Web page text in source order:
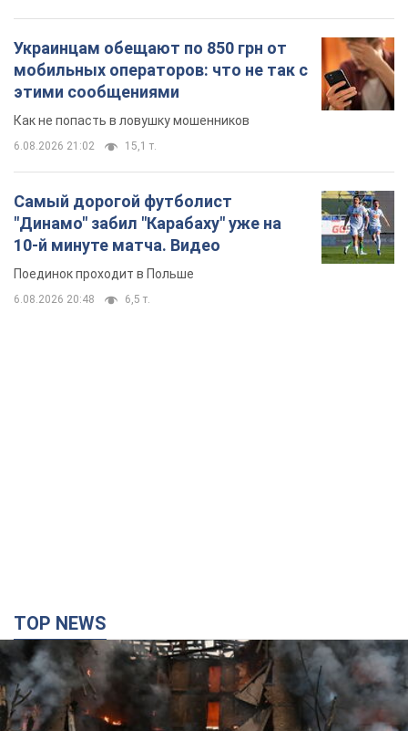
Украинцам обещают по 850 грн от
мобильных операторов: что не так с
этими сообщениями
Как не попасть в ловушку мошенников
6.08.2026 21:02 15,1 т.
Самый дорогой футболист
"Динамо" забил "Карабаху" уже на
10-й минуте матча. Видео
Поединок проходит в Польше
6.08.2026 20:48 6,5 т.
TOP NEWS